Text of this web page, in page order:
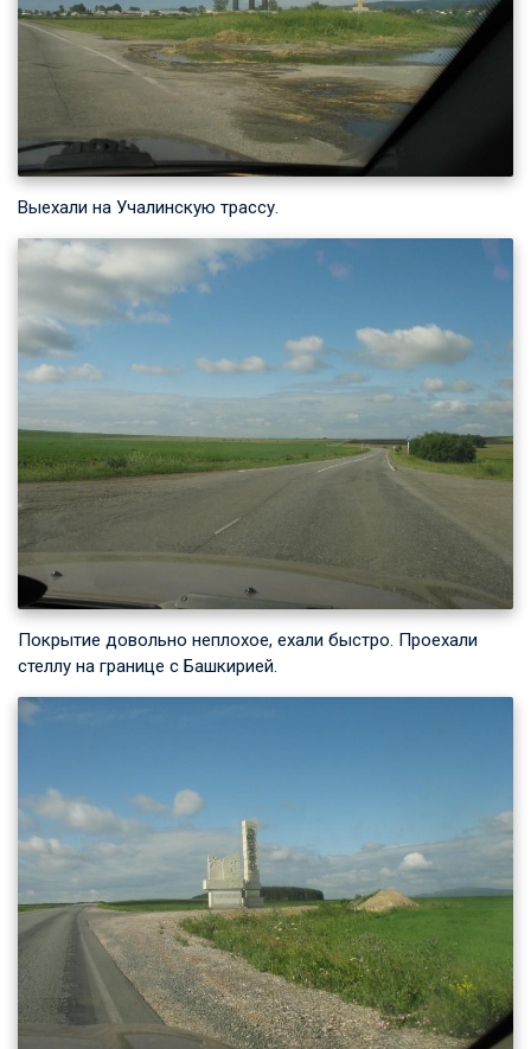
Выехали на Учалинскую трассу.
Покрытие довольно неплохое, ехали быстро. Проехали
стеллу на границе с Башкирией.